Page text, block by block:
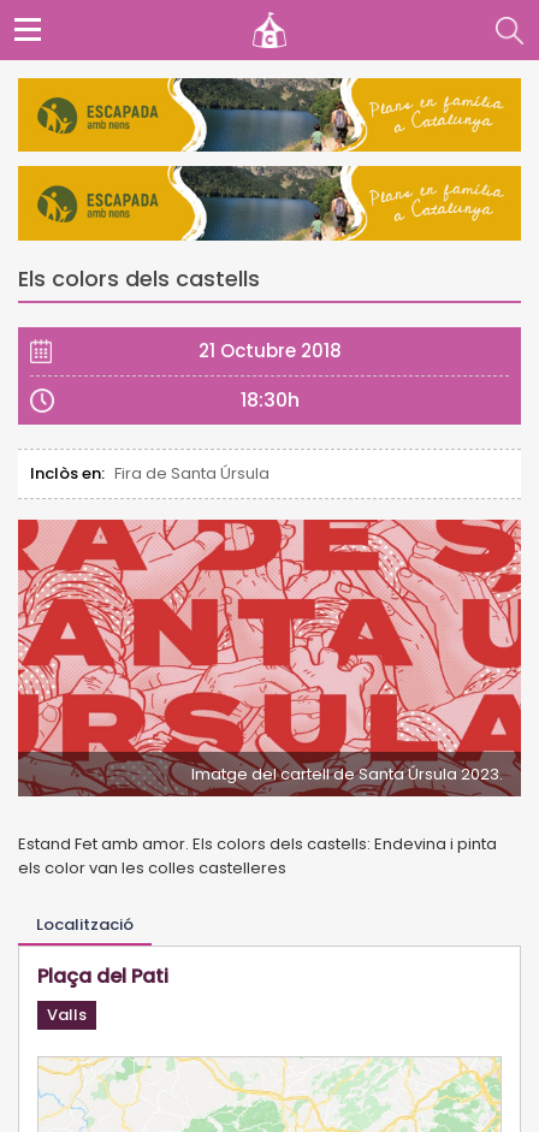
Els colors dels castells
21 Octubre 2018
18:30h
Inclòs en: Fira de Santa Úrsula
Imatge del cartell de Santa Úrsula 2023.
Estand Fet amb amor. Els colors dels castells: Endevina i pinta
els color van les colles castelleres
Localització
Plaça del Pati
Valls